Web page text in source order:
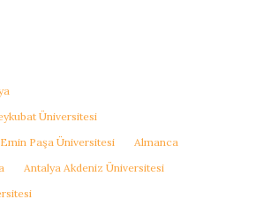
Üniversitesi
Paşa Üniversitesi
Almanca
Antalya Akdeniz Üniversitesi